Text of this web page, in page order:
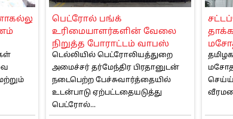
அணு ஆயுத மிரட்டலுக்கு அஞ்சமாட்டோம் – இந்தியா
ஆசிரியர் தகுதித் தேர்வு: பட்டதாரிகள் அக்.16 வரை விண்ணப்பிக்கலாம்
சட்டப்பேரவையில் காலியிடங்கள் 6 ஆக உயர்வு
பெட்ரோல் பங்க்
உரிமையாளர்களின் வேலை
நிறுத்த போராட்டம் வாபஸ்
டெல்லியில் பெட்ரோலியத்துறை
அமைச்சர் தர்மேந்திர பிரதானுடன்
நடைபெற்ற பேச்சுவார்த்தையில்
உடன்பாடு ஏற்பட்டதையடுத்து
பெட்ரோல்...